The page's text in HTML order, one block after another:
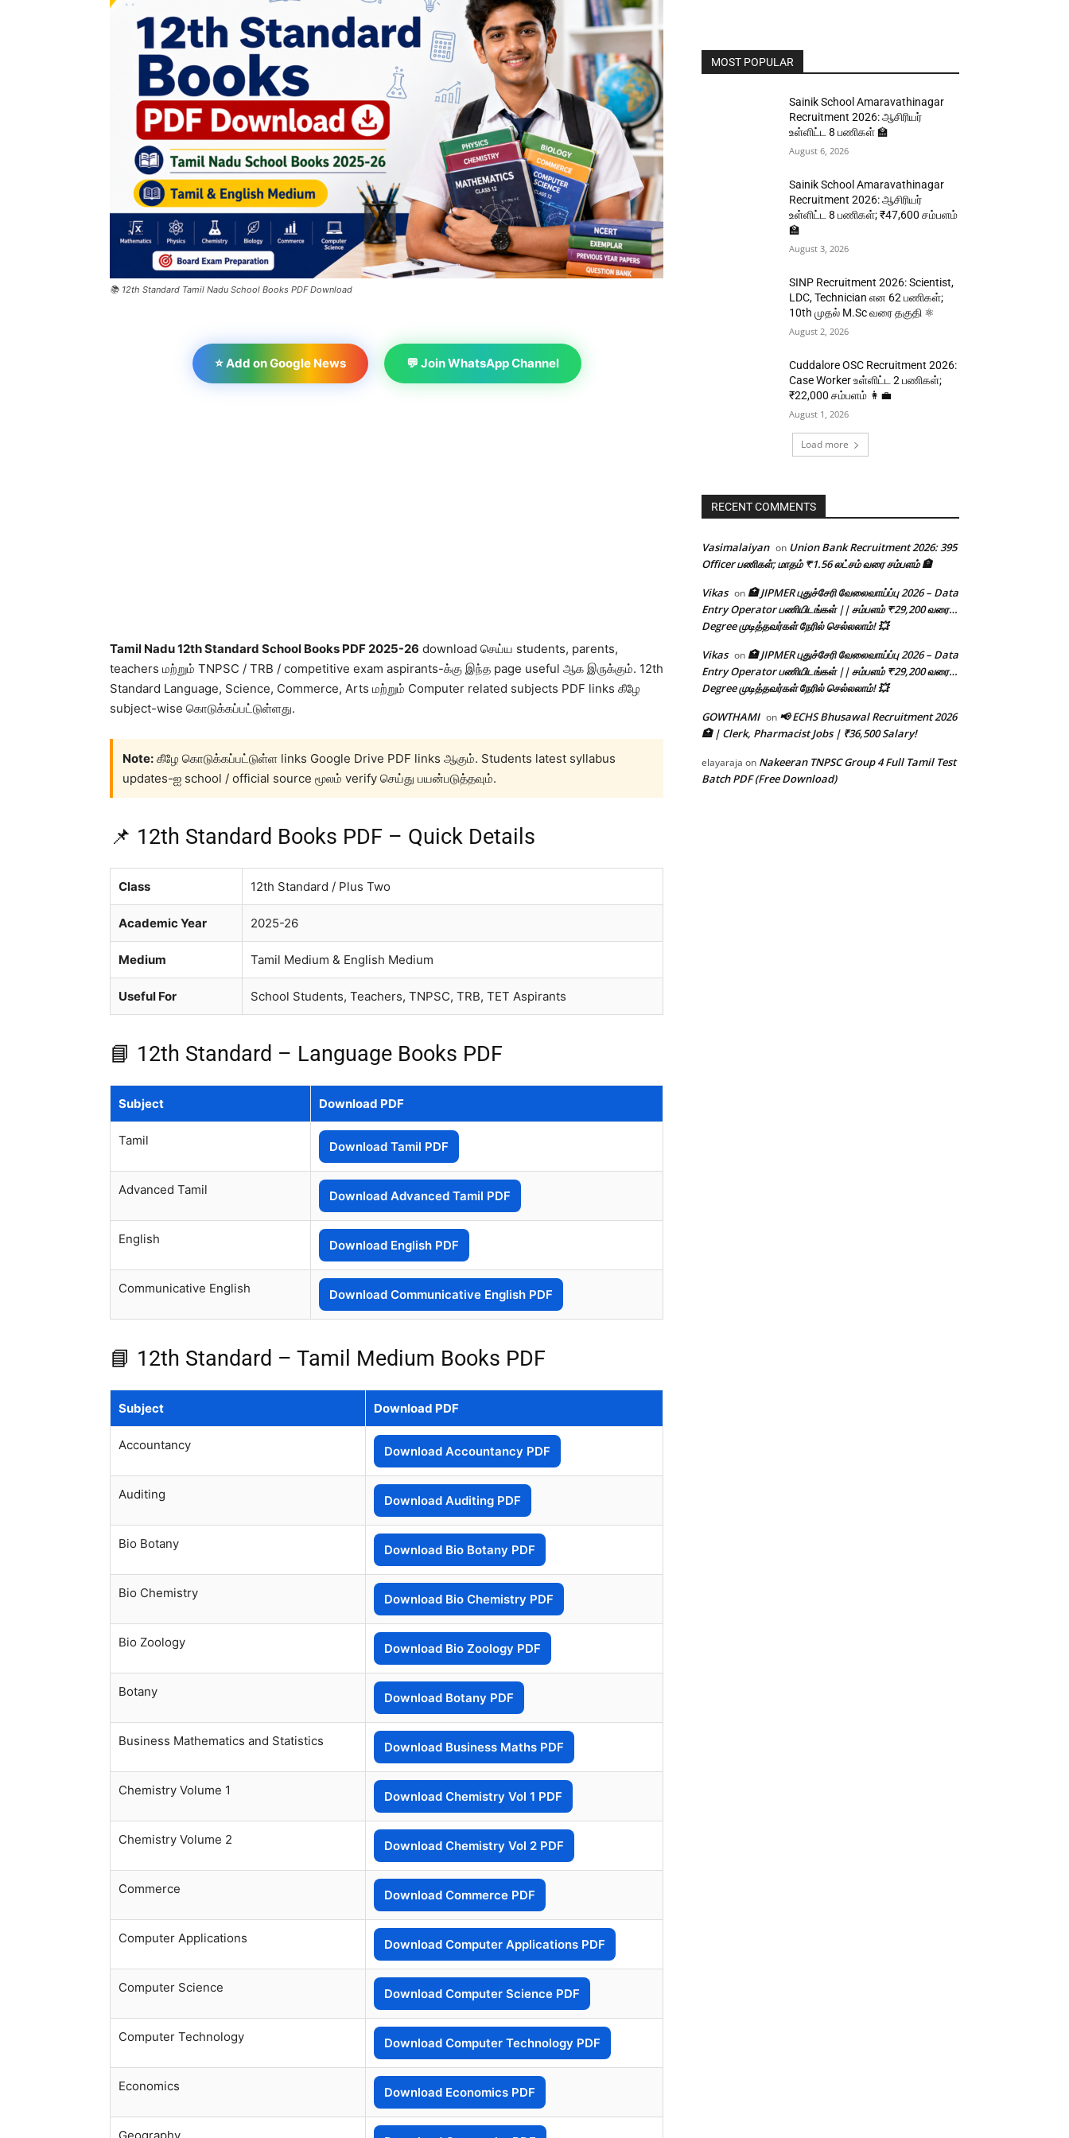
📚 12th Standard Tamil Nadu School Books PDF Download
⭐ Add on Google News 💬 Join WhatsApp Channel
Tamil Nadu 12th Standard School Books PDF 2025-26 download செய்ய students, parents,
teachers மற்றும் TNPSC / TRB / competitive exam aspirants-க்கு இந்த page useful ஆக இருக்கும். 12th
Standard Language, Science, Commerce, Arts மற்றும் Computer related subjects PDF links கீழே
subject-wise கொடுக்கப்பட்டுள்ளது.
Note: கீழே கொடுக்கப்பட்டுள்ள links Google Drive PDF links ஆகும். Students latest syllabus
updates-ஐ school / official source மூலம் verify செய்து பயன்படுத்தவும்.
📌 12th Standard Books PDF – Quick Details
Class 12th Standard / Plus Two
Academic Year 2025-26
Medium Tamil Medium & English Medium
Useful For School Students, Teachers, TNPSC, TRB, TET Aspirants
📘 12th Standard – Language Books PDF
Subject Download PDF
Tamil Download Tamil PDF
Advanced Tamil Download Advanced Tamil PDF
English Download English PDF
Communicative English Download Communicative English PDF
📘 12th Standard – Tamil Medium Books PDF
Subject Download PDF
Accountancy Download Accountancy PDF
Auditing Download Auditing PDF
Bio Botany Download Bio Botany PDF
Bio Chemistry Download Bio Chemistry PDF
Bio Zoology Download Bio Zoology PDF
Botany Download Botany PDF
Business Mathematics and Statistics Download Business Maths PDF
Chemistry Volume 1 Download Chemistry Vol 1 PDF
Chemistry Volume 2 Download Chemistry Vol 2 PDF
Commerce Download Commerce PDF
Computer Applications Download Computer Applications PDF
Computer Science Download Computer Science PDF
Computer Technology Download Computer Technology PDF
Economics Download Economics PDF
MOST POPULAR
Sainik School Amaravathinagar
Recruitment 2026: ஆசிரியர்
உள்ளிட்ட 8 பணிகள் 🏫
August 6, 2026
Sainik School Amaravathinagar
Recruitment 2026: ஆசிரியர்
உள்ளிட்ட 8 பணிகள்; ₹47,600 சம்பளம்
🏫
August 3, 2026
SINP Recruitment 2026: Scientist,
LDC, Technician என 62 பணிகள்;
10th முதல் M.Sc வரை தகுதி ⚛️
August 2, 2026
Cuddalore OSC Recruitment 2026:
Case Worker உள்ளிட்ட 2 பணிகள்;
₹22,000 சம்பளம் 👩‍💼
August 1, 2026
Load more
RECENT COMMENTS
Vasimalaiyan on Union Bank Recruitment 2026: 395
Officer பணிகள்; மாதம் ₹1.56 லட்சம் வரை சம்பளம் 🏦
Vikas on🏥 JIPMER புதுச்சேரி வேலைவாய்ப்பு 2026 – Data
Entry Operator பணியிடங்கள் || சம்பளம் ₹29,200 வரை…
Degree முடித்தவர்கள் நேரில் செல்லலாம்! 💥
Vikas on🏥 JIPMER புதுச்சேரி வேலைவாய்ப்பு 2026 – Data
Entry Operator பணியிடங்கள் || சம்பளம் ₹29,200 வரை…
Degree முடித்தவர்கள் நேரில் செல்லலாம்! 💥
GOWTHAMI on 📢 ECHS Bhusawal Recruitment 2026
🏥 | Clerk, Pharmacist Jobs | ₹36,500 Salary!
elayaraja on Nakeeran TNPSC Group 4 Full Tamil Test
Batch PDF (Free Download)